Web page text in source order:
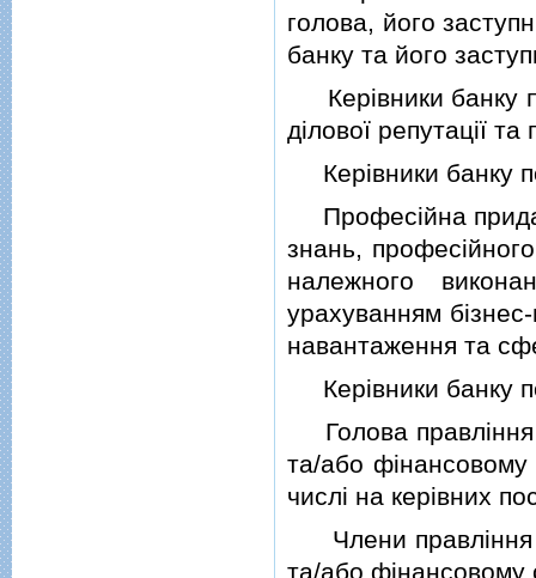
голова, його
банку та його
Керiвники банку
дiлової репутацiї
Керiвники банку
Професiйна
знань,
належного
урахуванням
навантаження та
Керiвники банку
Голова правлiння
та/або фiнансовому
числi на керiвних
Члени правлiння
та/або фiнансовому